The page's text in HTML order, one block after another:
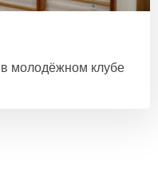
молодёжном клубе